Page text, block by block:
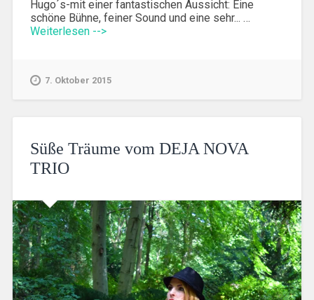
Hugo´s-mit einer fantastischen Aussicht: Eine
schöne Bühne, feiner Sound und eine sehr... …
Weiterlesen -->
7. Oktober 2015
Süße Träume vom DEJA NOVA
TRIO